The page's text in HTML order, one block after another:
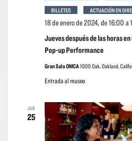
Jueves después de las horas
Pop-up Performance
18 de enero de 2024, de 16:00 a
BILLETES
ACTUACIÓN EN
Gran Sala OMCA1000 Oak, Oakland,
Entrada al museo
JUE
25